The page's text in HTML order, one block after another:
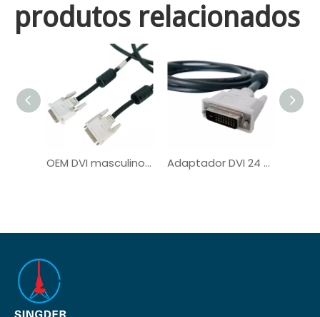
produtos relacionados
OEM DVI masculino para masculino Plugue o cabo de computador digital para monitor Adaptador DVI 24 + 1 para VGA Cabo de monitor HDMI VGA DVI personalizado